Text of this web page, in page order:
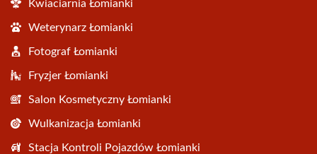
Kwiaciarnia Łomianki
Weterynarz Łomianki
Fotograf Łomianki
Fryzjer Łomianki
Salon Kosmetyczny Łomianki
Wulkanizacja Łomianki
Stacja Kontroli Pojazdów Łomianki